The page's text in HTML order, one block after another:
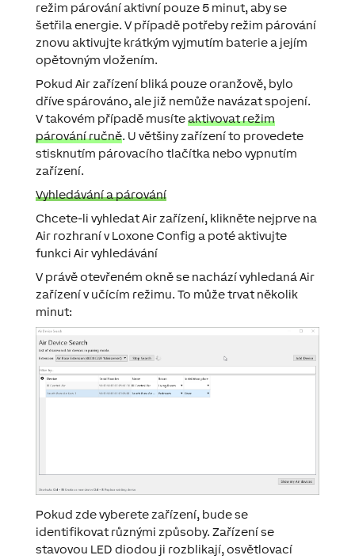
režim párování aktivní pouze 5 minut, aby se
šetřila energie. V případě potřeby režim párování
znovu aktivujte krátkým vyjmutím baterie a jejím
opětovným vložením.
Pokud Air zařízení bliká pouze oranžově, bylo
dříve spárováno, ale již nemůže navázat spojení.
V takovém případě musíteaktivovat režim
párování ručně. U většiny zařízení to provedete
stisknutím párovacího tlačítka nebo vypnutím
zařízení.
Vyhledávání a párování
Chcete-li vyhledat Air zařízení, klikněte nejprve na
Air rozhraní v Loxone Config a poté aktivujte
funkci Air vyhledávání
V právě otevřeném okně se nachází vyhledaná Air
zařízení v učícím režimu. To může trvat několik
minut:
Pokud zde vyberete zařízení, bude se
identifikovatrůznými způsoby. Zařízení se
stavovou LED diodou ji rozblikají, osvětlovací